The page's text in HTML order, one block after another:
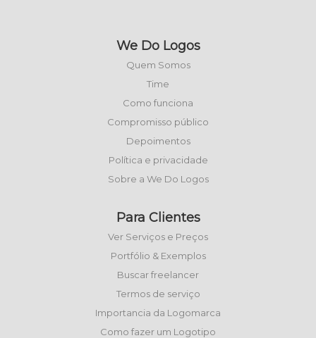
We Do Logos
Quem Somos
Time
Como funciona
Compromisso público
Depoimentos
Política e privacidade
Sobre a We Do Logos
Para Clientes
Ver Serviços e Preços
Portfólio & Exemplos
Buscar freelancer
Termos de serviço
Importancia da Logomarca
Como fazer um Logotipo